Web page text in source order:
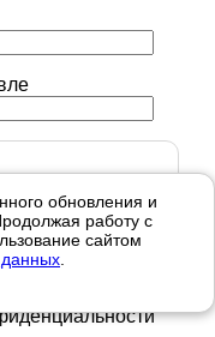
обновления и
работу с
сайтом